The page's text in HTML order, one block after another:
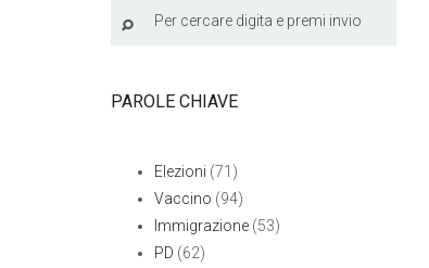
PAROLE CHIAVE
Elezioni (71)
Vaccino (94)
Immigrazione (53)
PD (62)